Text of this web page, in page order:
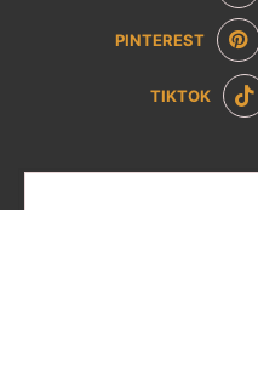
PINTEREST
TIKTOK